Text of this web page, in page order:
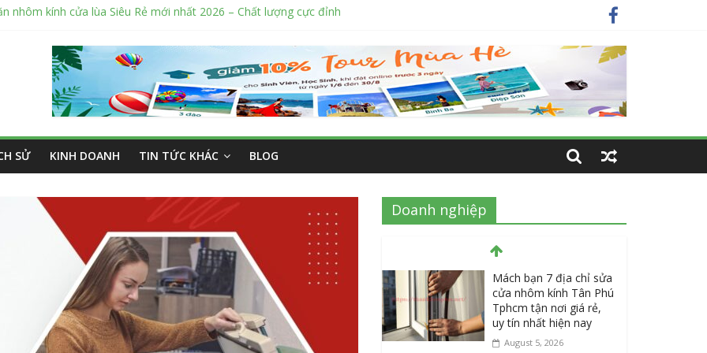
sửa cửa nhôm kính Tân Phú Tphcm tận nơi giá rẻ, uy tín nhất hiện nay
nắng ngoài trời sân trường siêu bền được các trường sử dụng nhiều nhất
bán tập vở học sinh giá sỉ tại Tphcm uy tín được đánh giá High
SỬ KINH DOANH TIN TỨC KHÁC BLOG
Doanh nghiệp
Mách bạn 7 địa chỉ sửa
cửa nhôm kính Tân Phú
Tphcm tận nơi giá rẻ,
uy tín nhất hiện nay
August 5, 2026